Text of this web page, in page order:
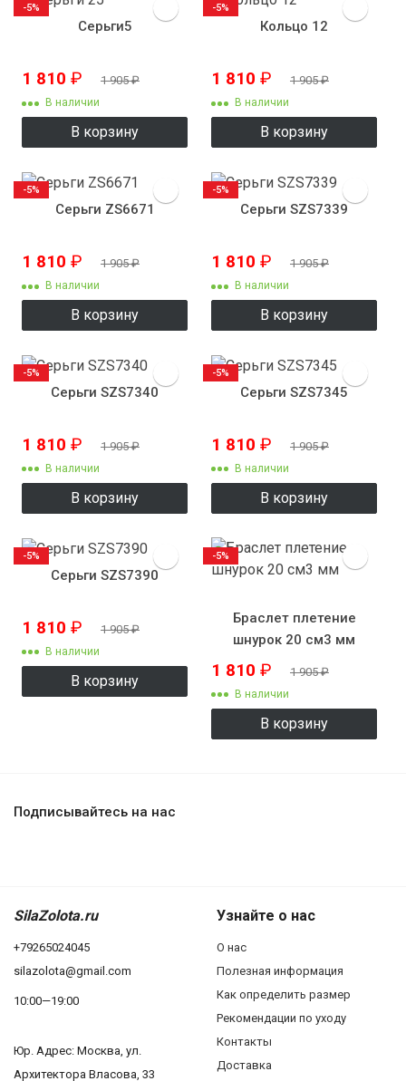
Серьги5
1 810 ₽ 1 905₽
В наличии
В корзину
-5%
Кольцо 12
1 810 ₽ 1 905₽
В наличии
В корзину
-5%
Серьги ZS6671
1 810 ₽ 1 905₽
В наличии
В корзину
-5%
Серьги SZS7339
1 810 ₽ 1 905₽
В наличии
В корзину
-5%
Серьги SZS7340
1 810 ₽ 1 905₽
В наличии
В корзину
-5%
Серьги SZS7345
1 810 ₽ 1 905₽
В наличии
В корзину
-5%
Серьги SZS7390
1 810 ₽ 1 905₽
В наличии
В корзину
-5%
Браслет плетение
шнурок 20 см3 мм
1 810 ₽ 1 905₽
В наличии
В корзину
-5%
Подписывайтесь на нас
SilaZolota.ru
+79265024045
silazolota@gmail.com
10:00—19:00
Юр. Адреc: Москва, ул.
Архитектора Власова, 33
Узнайте о нас
О нас
Полезная информация
Как определить размер
Рекомендации по уходу
Контакты
Доставка